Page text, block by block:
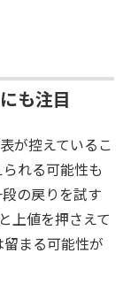
も注目
が控えているこ
れる可能性も
の戻りを試す
上値を押さえて
まる可能性が